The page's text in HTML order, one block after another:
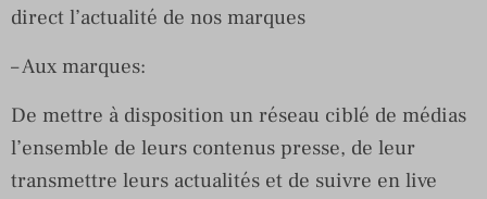
direct l’actualité de nos marques
– Aux marques:
De mettre à disposition un réseau ciblé de médias
l’ensemble de leurs contenus presse, de leur
transmettre leurs actualités et de suivre en live